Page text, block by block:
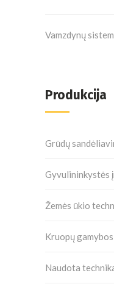
Vamzdynų
Produkcija
Grūdų
Gyvulininkystės
Žemės ūkio
Kruopų
Naudota